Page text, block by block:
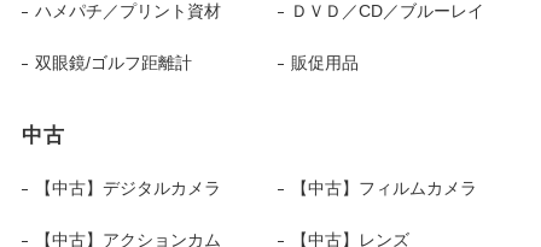
ハメパチ／プリント資材 ＤＶＤ／CD／ブルーレイ
双眼鏡/ゴルフ距離計 販促用品
中古
【中古】デジタルカメラ 【中古】フィルムカメラ
【中古】アクションカム 【中古】レンズ